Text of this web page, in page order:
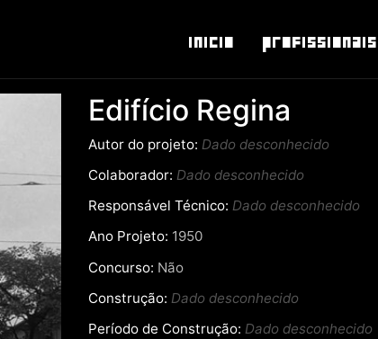
Inicio Profissionais
Edifício Regina
Autor do projeto: Dado desconhecido
Colaborador: Dado desconhecido
Responsável Técnico: Dado desconhecido
Ano Projeto: 1950
Concurso: Não
Construção: Dado desconhecido
Período de Construção: Dado desconhecido